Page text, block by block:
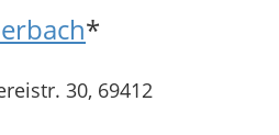
*
30, 69412